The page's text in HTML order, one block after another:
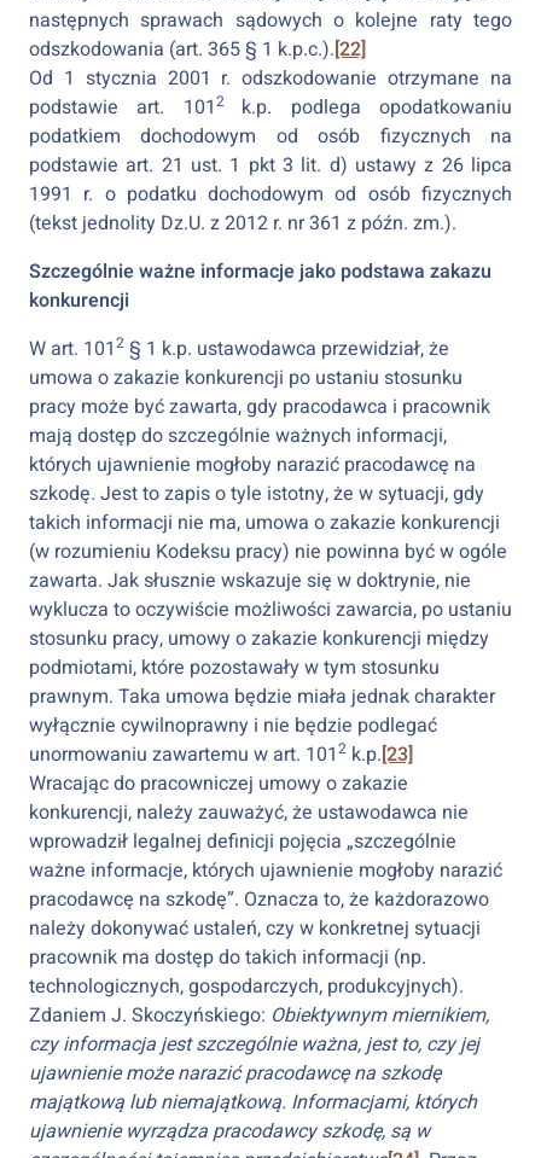
następnych sprawach sądowych o kolejne raty tego
odszkodowania (art. 365 § 1 k.p.c.).[22]
Od 1 stycznia 2001 r. odszkodowanie otrzymane na
podstawie art. 1012 k.p. podlega opodatkowaniu
podatkiem dochodowym od osób fizycznych na
podstawie art. 21 ust. 1 pkt 3 lit. d) ustawy z 26 lipca
1991 r. o podatku dochodowym od osób fizycznych
(tekst jednolity Dz.U. z 2012 r. nr 361 z późn. zm.).
Szczególnie ważne informacje jako podstawa zakazu
konkurencji
W art. 1012 § 1 k.p. ustawodawca przewidział, że
umowa o zakazie konkurencji po ustaniu stosunku
pracy może być zawarta, gdy pracodawca i pracownik
mają dostęp do szczególnie ważnych informacji,
których ujawnienie mogłoby narazić pracodawcę na
szkodę. Jest to zapis o tyle istotny, że w sytuacji, gdy
takich informacji nie ma, umowa o zakazie konkurencji
(w rozumieniu Kodeksu pracy) nie powinna być w ogóle
zawarta. Jak słusznie wskazuje się w doktrynie, nie
wyklucza to oczywiście możliwości zawarcia, po ustaniu
stosunku pracy, umowy o zakazie konkurencji między
podmiotami, które pozostawały w tym stosunku
prawnym. Taka umowa będzie miała jednak charakter
wyłącznie cywilnoprawny i nie będzie podlegać
unormowaniu zawartemu w art. 1012 k.p.[23]
Wracając do pracowniczej umowy o zakazie
konkurencji, należy zauważyć, że ustawodawca nie
wprowadził legalnej definicji pojęcia „szczególnie
ważne informacje, których ujawnienie mogłoby narazić
pracodawcę na szkodę”. Oznacza to, że każdorazowo
należy dokonywać ustaleń, czy w konkretnej sytuacji
pracownik ma dostęp do takich informacji (np.
technologicznych, gospodarczych, produkcyjnych).
Zdaniem J. Skoczyńskiego: Obiektywnym miernikiem,
czy informacja jest szczególnie ważna, jest to, czy jej
ujawnienie może narazić pracodawcę na szkodę
majątkową lub niemajątkową. Informacjami, których
ujawnienie wyrządza pracodawcy szkodę, są w